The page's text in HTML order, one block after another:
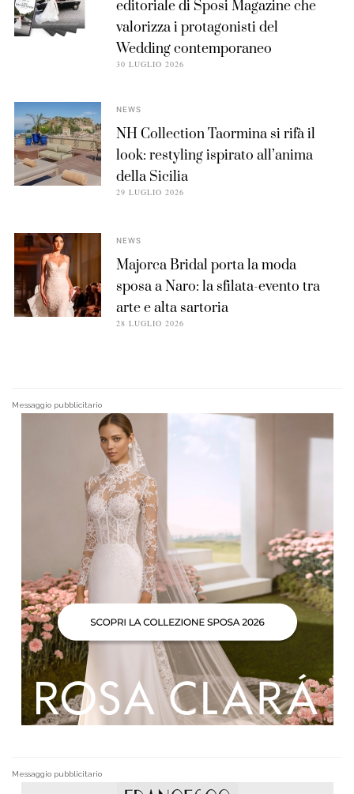
editoriale di Sposi Magazine che
valorizza i protagonisti del
Wedding contemporaneo
30 LUGLIO 2026
NEWS
NH Collection Taormina si rifà il
look: restyling ispirato all’anima
della Sicilia
29 LUGLIO 2026
NEWS
Majorca Bridal porta la moda
sposa a Naro: la sfilata-evento tra
arte e alta sartoria
28 LUGLIO 2026
Messaggio pubblicitario
Messaggio pubblicitario